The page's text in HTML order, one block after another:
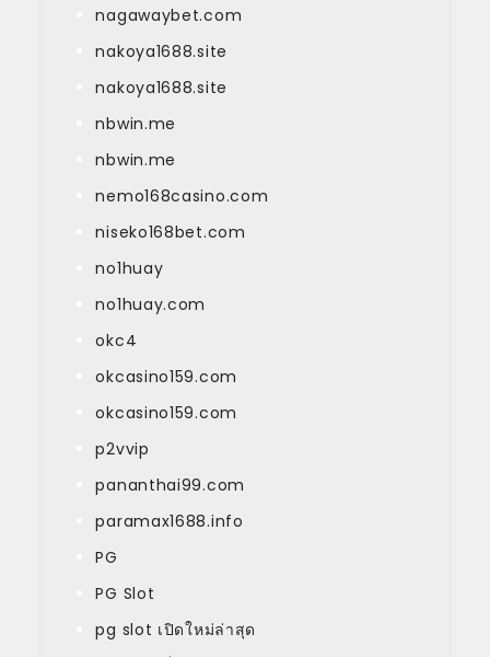
nagawaybet.com
nakoya1688.site
nakoya1688.site
nbwin.me
nbwin.me
nemo168casino.com
niseko168bet.com
no1huay
no1huay.com
okc4
okcasino159.com
okcasino159.com
p2vvip
pananthai99.com
paramax1688.info
PG
PG Slot
pg slot เปิดใหม่ล่าสุด